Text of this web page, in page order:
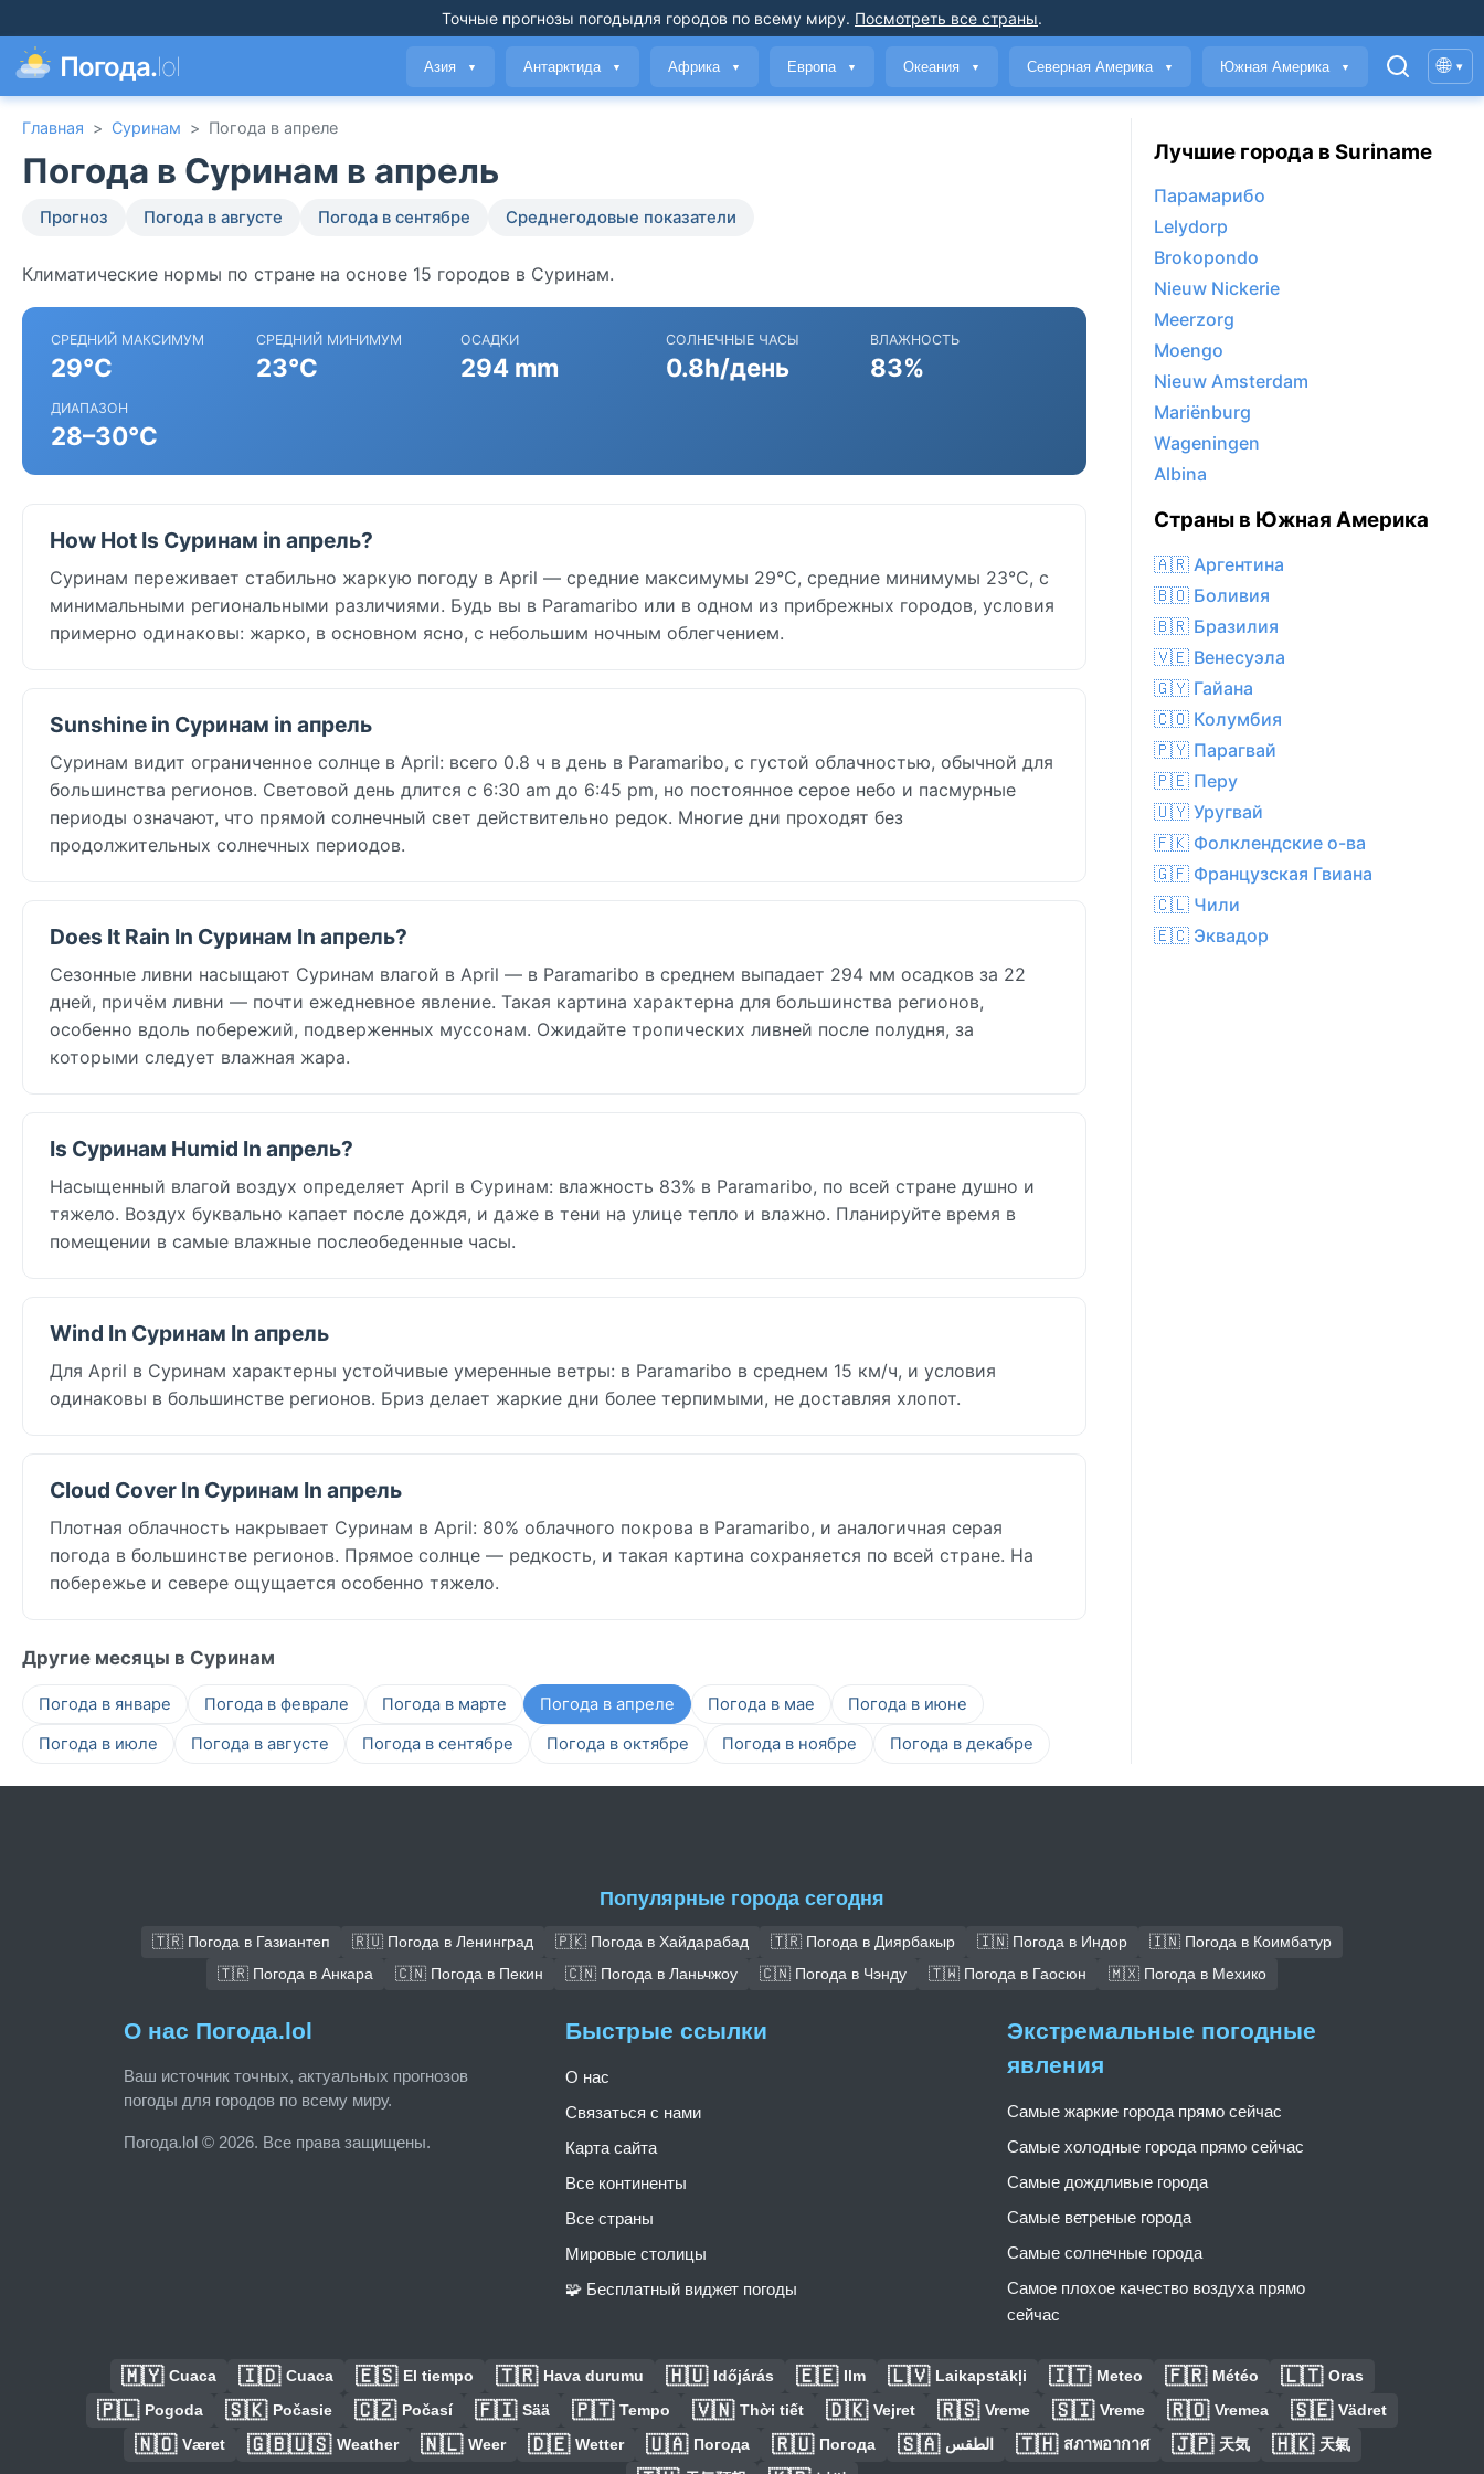
Точные прогнозы погодыдля городов по всему миру. Посмотреть все страны.
Погода.lol Азия ▼ Антарктида ▼ Африка ▼ Европа ▼ Океания ▼ Северная Америка ▼ Южная Америка ▼ 🌐 ▾
Главная > Суринам > Погода в апреле
Погода в Суринам в апрель
Прогноз Погода в августе Погода в сентябре Среднегодовые показатели
Климатические нормы по стране на основе 15 городов в Суринам.
СРЕДНИЙ МАКСИМУМ
29°C
СРЕДНИЙ МИНИМУМ
23°C
ОСАДКИ
294 mm
СОЛНЕЧНЫЕ ЧАСЫ
0.8h/день
ВЛАЖНОСТЬ
83%
ДИАПАЗОН
28–30°C
How Hot Is Суринам in апрель?
Суринам переживает стабильно жаркую погоду в April — средние максимумы 29°C, средние минимумы 23°C, с
минимальными региональными различиями. Будь вы в Paramaribo или в одном из прибрежных городов, условия
примерно одинаковы: жарко, в основном ясно, с небольшим ночным облегчением.
Sunshine in Суринам in апрель
Суринам видит ограниченное солнце в April: всего 0.8 ч в день в Paramaribo, с густой облачностью, обычной для
большинства регионов. Световой день длится с 6:30 am до 6:45 pm, но постоянное серое небо и пасмурные
периоды означают, что прямой солнечный свет действительно редок. Многие дни проходят без
продолжительных солнечных периодов.
Does It Rain In Суринам In апрель?
Сезонные ливни насыщают Суринам влагой в April — в Paramaribo в среднем выпадает 294 мм осадков за 22
дней, причём ливни — почти ежедневное явление. Такая картина характерна для большинства регионов,
особенно вдоль побережий, подверженных муссонам. Ожидайте тропических ливней после полудня, за
которыми следует влажная жара.
Is Суринам Humid In апрель?
Насыщенный влагой воздух определяет April в Суринам: влажность 83% в Paramaribo, по всей стране душно и
тяжело. Воздух буквально капает после дождя, и даже в тени на улице тепло и влажно. Планируйте время в
помещении в самые влажные послеобеденные часы.
Wind In Суринам In апрель
Для April в Суринам характерны устойчивые умеренные ветры: в Paramaribo в среднем 15 км/ч, и условия
одинаковы в большинстве регионов. Бриз делает жаркие дни более терпимыми, не доставляя хлопот.
Cloud Cover In Суринам In апрель
Плотная облачность накрывает Суринам в April: 80% облачного покрова в Paramaribo, и аналогичная серая
погода в большинстве регионов. Прямое солнце — редкость, и такая картина сохраняется по всей стране. На
побережье и севере ощущается особенно тяжело.
Другие месяцы в Суринам
Погода в январе Погода в феврале Погода в марте Погода в апреле Погода в мае
Погода в июне
Погода в июле
Погода в августе Погода в сентябре Погода в октябре Погода в ноябре Погода в декабре
Лучшие города в Suriname
Парамарибо
Lelydorp
Brokopondo
Nieuw Nickerie
Meerzorg
Moengo
Nieuw Amsterdam
Mariënburg
Wageningen
Albina
Страны в Южная Америка
🇦🇷 Аргентина
🇧🇴 Боливия
🇧🇷 Бразилия
🇻🇪 Венесуэла
🇬🇾 Гайана
🇨🇴 Колумбия
🇵🇾 Парагвай
🇵🇪 Перу
🇺🇾 Уругвай
🇫🇰 Фолклендские о-ва
🇬🇫 Французская Гвиана
🇨🇱 Чили
🇪🇨 Эквадор
Популярные города сегодня
🇹🇷 Погода в Газиантеп 🇷🇺 Погода в Ленинград 🇵🇰 Погода в Хайдарабад 🇹🇷 Погода в Диярбакыр 🇮🇳 Погода в Индор
🇮🇳 Погода в Коимбатур
🇹🇷 Погода в Анкара
🇨🇳 Погода в Пекин 🇨🇳 Погода в Ланьчжоу 🇨🇳 Погода в Чэнду 🇹🇼 Погода в Гаосюн 🇲🇽 Погода в Мехико
О нас Погода.lol
Ваш источник точных, актуальных прогнозов
погоды для городов по всему миру.
Погода.lol © 2026. Все права защищены.
Быстрые ссылки
О нас
Связаться с нами
Карта сайта
Все континенты
Все страны
Мировые столицы
🧩 Бесплатный виджет погоды
Экстремальные погодные
явления
Самые жаркие города прямо сейчас
Самые холодные города прямо сейчас
Самые дождливые города
Самые ветреные города
Самые солнечные города
Самое плохое качество воздуха прямо
сейчас
🇲🇾 Cuaca 🇮🇩 Cuaca 🇪🇸 El tiempo 🇹🇷 Hava durumu 🇭🇺 Időjárás 🇪🇪 Ilm 🇱🇻 Laikapstākļi 🇮🇹 Meteo 🇫🇷 Météo 🇱🇹 Oras
🇵🇱 Pogoda 🇸🇰 Počasie 🇨🇿 Počasí 🇫🇮 Sää 🇵🇹 Tempo 🇻🇳 Thời tiết 🇩🇰 Vejret 🇷🇸 Vreme 🇸🇮 Vreme 🇷🇴 Vremea 🇸🇪 Vädret
🇳🇴 Været 🇬🇧🇺🇸 Weather 🇳🇱 Weer 🇩🇪 Wetter 🇺🇦 Погода 🇷🇺 Погода 🇸🇦 الطقس 🇹🇭 สภาพอากาศ 🇯🇵 天気 🇭🇰 天氣